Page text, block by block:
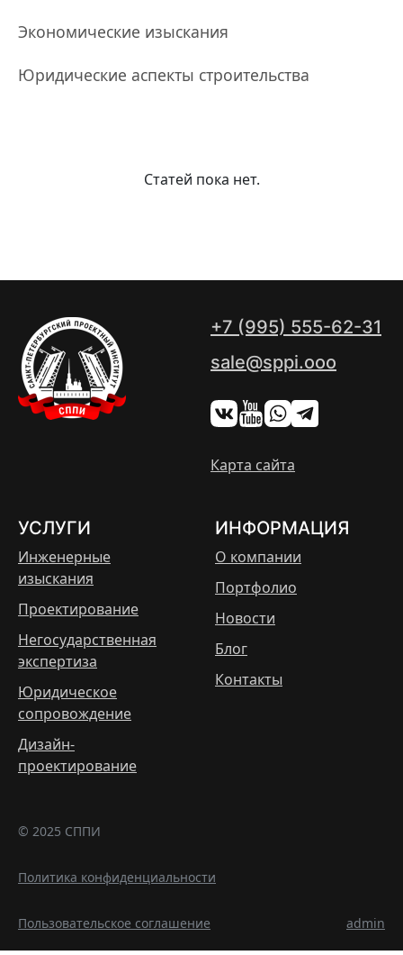
Экономические изыскания
Юридические аспекты строительства
Статей пока нет.
+7 (995) 555-62-31
sale@sppi.ooo
Карта сайта
УСЛУГИ
Инженерные
изыскания
Проектирование
Негосударственная
экспертиза
Юридическое
сопровождение
Дизайн-
проектирование
ИНФОРМАЦИЯ
О компании
Портфолио
Новости
Блог
Контакты
© 2025 СППИ
Политика конфиденциальности
Пользовательское соглашение admin